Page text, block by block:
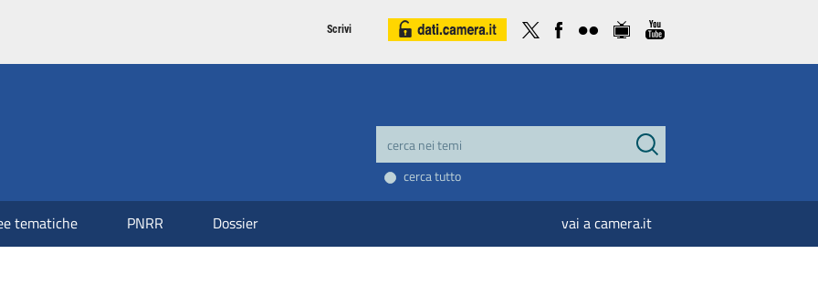
Scrivi
cerca tutto
tematiche PNRR Dossier vai a camera.it